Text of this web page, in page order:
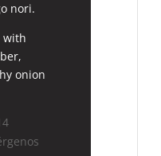
nori.
with
onion